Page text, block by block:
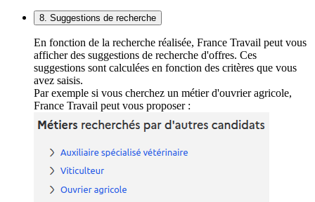
8. Suggestions de recherche
En fonction de la recherche réalisée, France Travail peut vous
afficher des suggestions de recherche d'offres. Ces
suggestions sont calculées en fonction des critères que vous
avez saisis.
Par exemple si vous cherchez un métier d'ouvrier agricole,
France Travail peut vous proposer :